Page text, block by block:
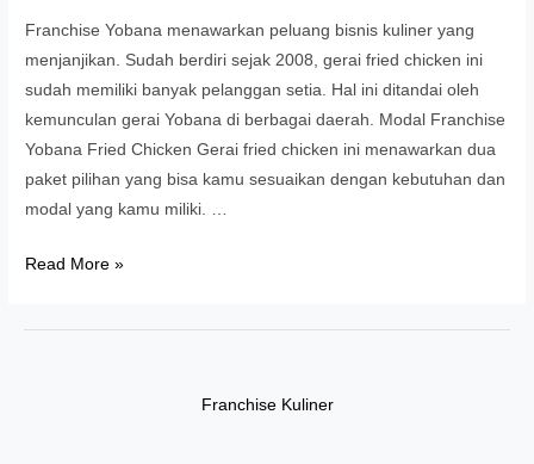
Franchise Yobana menawarkan peluang bisnis kuliner yang
menjanjikan. Sudah berdiri sejak 2008, gerai fried chicken ini
sudah memiliki banyak pelanggan setia. Hal ini ditandai oleh
kemunculan gerai Yobana di berbagai daerah. Modal Franchise
Yobana Fried Chicken Gerai fried chicken ini menawarkan dua
paket pilihan yang bisa kamu sesuaikan dengan kebutuhan dan
modal yang kamu miliki. …
Franchise
Read More »
Franchise Kuliner